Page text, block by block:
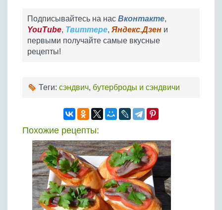
Подписывайтесь на нас Вконтакте,
YouTube, Твиттере, Яндекс.Дзен и
первыми получайте самые вкусные
рецепты!
Теги: сэндвич, бутерброды и сэндвичи
Похожие рецепты: